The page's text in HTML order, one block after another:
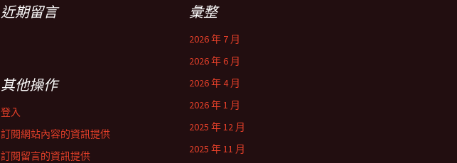
近期留言 彙整
2026 年 7 月
2026 年 6 月
2026 年 4 月
2026 年 1 月
2025 年 12 月
2025 年 11 月
其他操作
登入
訂閱網站內容的資訊提供
訂閱留言的資訊提供